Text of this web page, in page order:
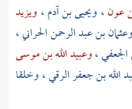
عون، ويحيى بن آدم، ويزيد
وعثمان بن عبد الرحمن الحراني،
،وعبيد الله بن موسى
الله بن جعفر الرقي، وخلقا